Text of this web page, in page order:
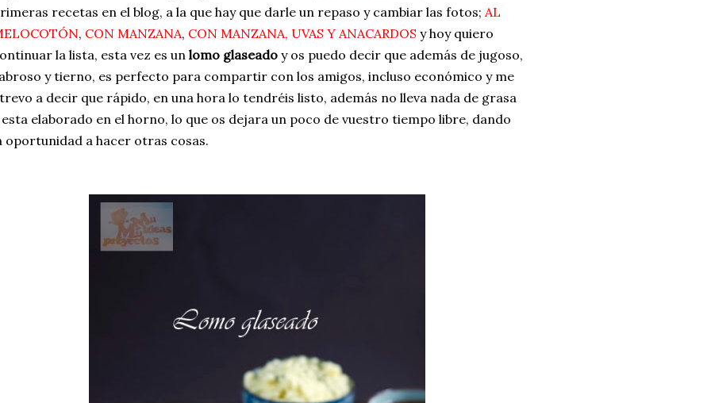
recetas en el blog, a la que hay que darle un repaso y cambiar las fotos; AL
, CON MANZANA, CON MANZANA, UVAS Y ANACARDOS y hoy quiero
la lista, esta vez es un lomo glaseadoy os puedo decir que además de jugoso,
y tierno, es perfecto para compartir con los amigos, incluso económico y me
a decir que rápido, en una hora lo tendréis listo, además no lleva nada de grasa
esta elaborado en el horno, lo que os dejara un poco de vuestro tiempo libre, dando
oportunidad a hacer otras cosas.